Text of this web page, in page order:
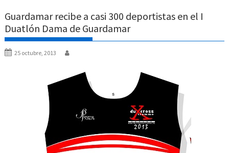
Guardamar recibe a casi 300 deportistas en el I
Duatlón Dama de Guardamar
25 octubre, 2013